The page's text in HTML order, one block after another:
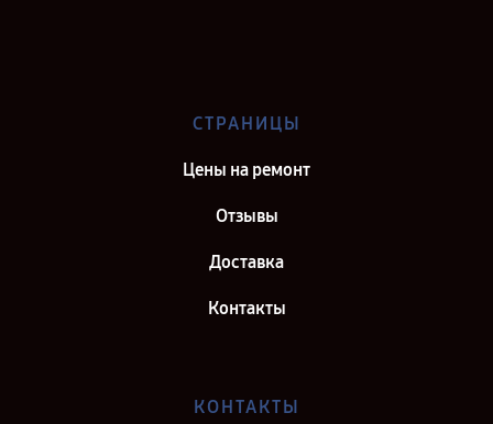
Сервис центр Maytag в г. Самара
СТРАНИЦЫ
Цены на ремонт
Отзывы
Доставка
Контакты
КОНТАКТЫ